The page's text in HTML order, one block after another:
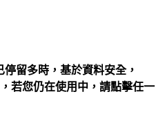
留多時，基於資料安全，
若您仍在使用中，請點擊任一